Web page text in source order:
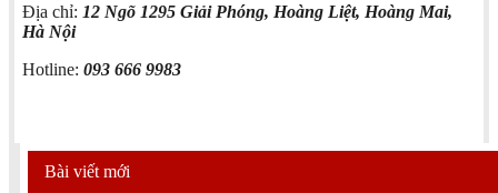
Địa chỉ: 12 Ngõ 1295 Giải Phóng, Hoàng Liệt, Hoàng Mai,
Hà Nội
Hotline: 093 666 9983
Bài viết mới